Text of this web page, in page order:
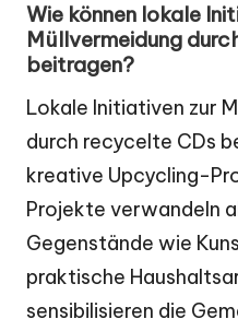
Wie können lokale
Müllvermeidung
beitragen?
Lokale Initiativen zur
durch recycelte CDs
kreative Upcycling-
Projekte verwandeln
Gegenstände wie
praktische
sensibilisieren die